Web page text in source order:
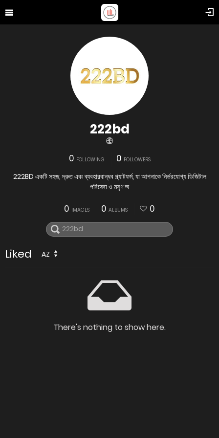
222bd
0 FOLLOWING 0 FOLLOWERS
222BD একটি সহজ, দ্রুত এবং ব্যবহারবান্ধব প্ল্যাটফর্ম, যা আপনাকে নির্ভরযোগ্য ডিজিটাল
পরিষেবা ও মসৃণ অ
0 IMAGES 0 ALBUMS 0
Liked AZ
There's nothing to show here.